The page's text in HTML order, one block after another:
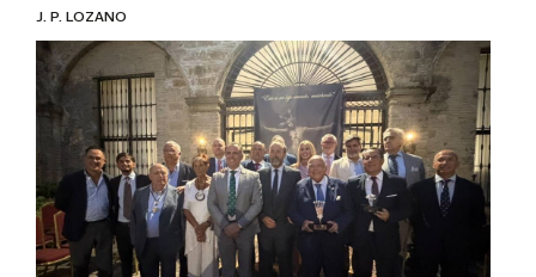
J. P. LOZANO